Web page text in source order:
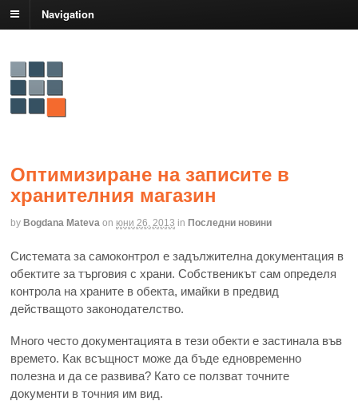
Navigation
Оптимизиране на записите в
хранителния магазин
by Bogdana Mateva on юни 26, 2013 in Последни новини
Системата за самоконтрол е задължителна документация в
обектите за търговия с храни. Собственикът сам определя
контрола на храните в обекта, имайки в предвид
действащото законодателство.
Много често документацията в тези обекти е застинала във
времето. Как всъщност може да бъде едновременно
полезна и да се развива? Като се ползват точните
документи в точния им вид.